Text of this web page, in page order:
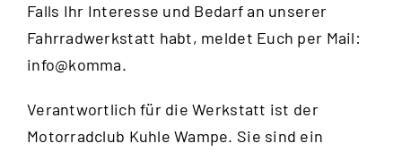
Falls Ihr Interesse und Bedarf an unserer
Fahrradwerkstatt habt, meldet Euch per Mail:
info@komma.
Verantwortlich für die Werkstatt ist der
Motorradclub Kuhle Wampe. Sie sind ein